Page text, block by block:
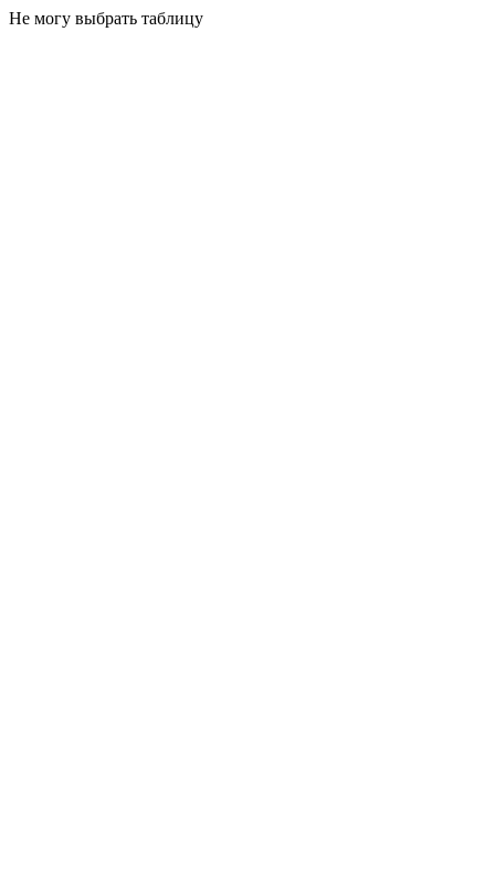
Не могу выбрать таблицу